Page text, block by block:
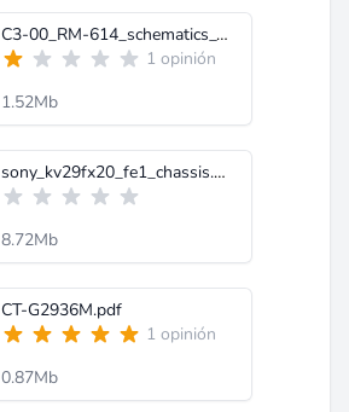
C3-00_RM-614_schematics_v1.0.pdf
1 opinión
1.52Mb
sony_kv29fx20_fe1_chassis.pdf
8.72Mb
CT-G2936M.pdf
1 opinión
0.87Mb